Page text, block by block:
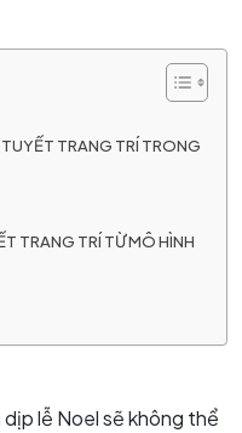
TRANG TRÍ TRONG
TRANG TRÍ TỪ MÔ HÌNH
dịp lễ Noel sẽ không thể